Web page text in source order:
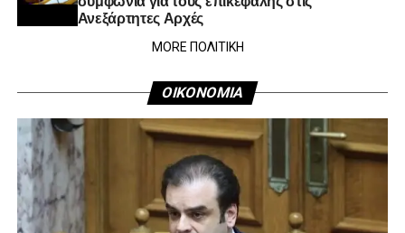
Ανεξάρτητες Αρχές
MORE ΠΟΛΙΤΙΚΗ
ΟΙΚΟΝΟΜΙΑ